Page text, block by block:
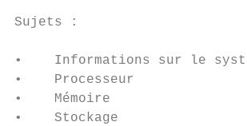
Sujets :
•    Informations sur le
•    Processeur
•    Mémoire
•    Stockage